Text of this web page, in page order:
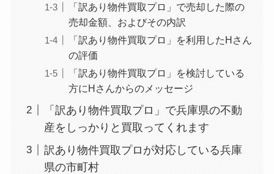
「訳あり物件買取プロ」で売却した際の
売却金額、およびその内訳
「訳あり物件買取プロ」を利用したHさん
の評価
「訳あり物件買取プロ」を検討している
方にHさんからのメッセージ
「訳あり物件買取プロ」で兵庫県の不動
産をしっかりと買取ってくれます
訳あり物件買取プロが対応している兵庫
県の市町村